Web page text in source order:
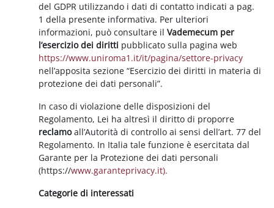
del GDPR utilizzando i dati di contatto indicati a pag.
1 della presente informativa. Per ulteriori
informazioni, può consultare ilVademecum per
l’esercizio dei diritti pubblicato sulla pagina web
https://www.uniroma1.it/it/pagina/settore-privacy
nell’apposita sezione “Esercizio dei diritti in materia di
protezione dei dati personali”.
In caso di violazione delle disposizioni del
Regolamento, Lei ha altresì il diritto di proporre
reclamoall’Autorità di controllo ai sensi dell’art. 77 del
Regolamento. In Italia tale funzione è esercitata dal
Garante per la Protezione dei dati personali
(https://www.garanteprivacy.it).
Categorie di interessati